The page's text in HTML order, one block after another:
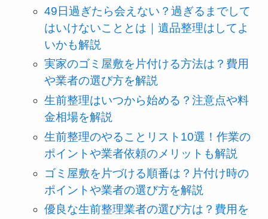
49日過ぎたら会えない？過ぎるまでして
はいけないこととは｜遺品整理はしてよ
いかも解説
実家のゴミ屋敷を片付ける方法は？費用
や業者の選び方を解説
生前整理はいつから始める？注意点や料
金相場を解説
生前整理のやることリスト10選！作業の
ポイントや業者依頼のメリットも解説
ゴミ屋敷を片づける順番は？片付け時の
ポイントや業者の選び方を解説
優良な生前整理業者の選び方は？費用を